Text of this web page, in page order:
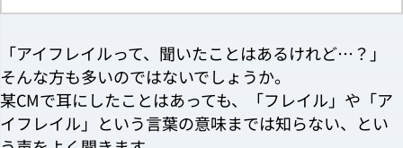
「アイフレイルって、聞いたことはあるけれど…？」
そんな方も多いのではないでしょうか。
某CMで耳にしたことはあっても、「フレイル」や「ア
イフレイル」という言葉の意味までは知らない、とい